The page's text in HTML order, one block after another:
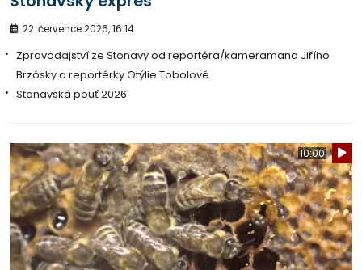
22. července 2026, 16:14
Zpravodajství ze Stonavy od reportéra/kameramana Jiřího
Brzósky a reportérky Otýlie Tobolové
Stonavská pouť 2026
10:00